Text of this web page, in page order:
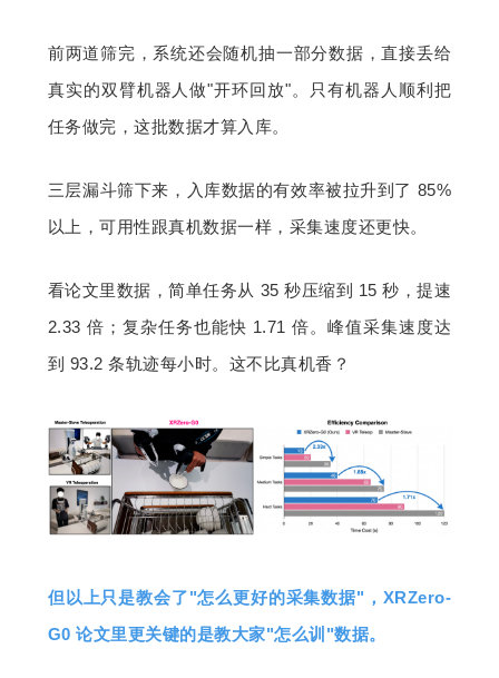
前两道筛完，系统还会随机抽一部分数据，直接丢给
真实的双臂机器人做"开环回放"。只有机器人顺利把
任务做完，这批数据才算入库。
三层漏斗筛下来，入库数据的有效率被拉升到了 85%
以上，可用性跟真机数据一样，采集速度还更快。
看论文里数据，简单任务从 35 秒压缩到 15 秒，提速
2.33 倍；复杂任务也能快 1.71 倍。峰值采集速度达
到 93.2 条轨迹每小时。这不比真机香？
但以上只是教会了"怎么更好的采集数据"，XRZero-
G0 论文里更关键的是教大家"怎么训"数据。